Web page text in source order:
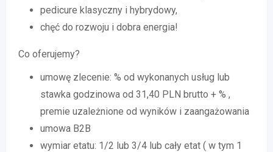
pedicure klasyczny i hybrydowy,
chęć do rozwoju i dobra energia!
Co oferujemy?
umowę zlecenie: % od wykonanych usług lub
stawka godzinowa od 31,40 PLN brutto + % ,
premie uzależnione od wyników i zaangażowania
umowa B2B
wymiar etatu: 1/2 lub 3/4 lub cały etat ( w tym 1